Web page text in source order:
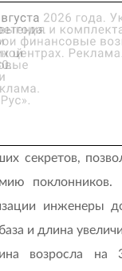
секретов,
поклонников.
инженеры
и длина
возросла на